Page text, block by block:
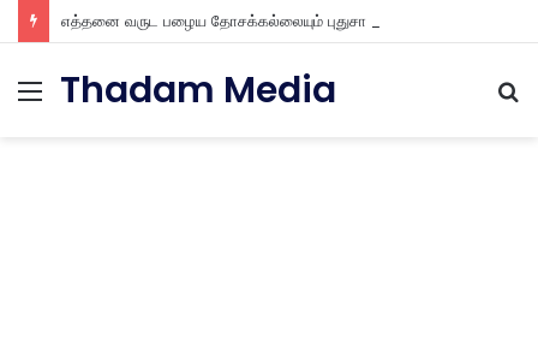
Menu
Thadam Media